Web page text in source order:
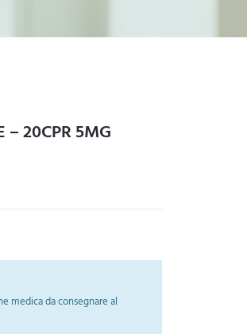
– 20CPR 5MG
medica da consegnare al